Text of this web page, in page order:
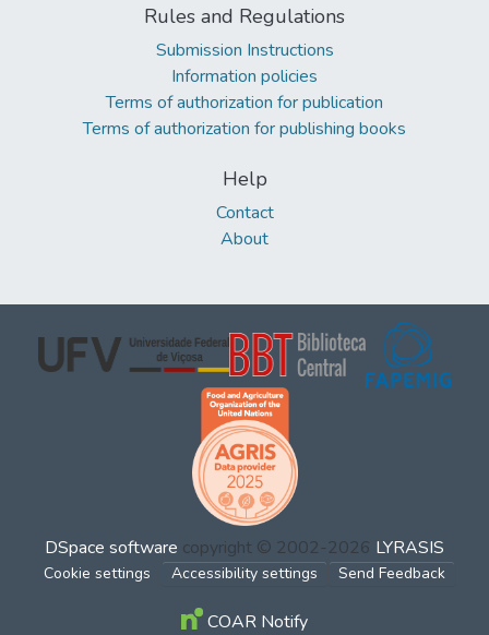
Rules and Regulations
Submission Instructions
Information policies
Terms of authorization for publication
Terms of authorization for publishing books
Help
Contact
About
DSpace software copyright © 2002-2026 LYRASIS
Cookie settings Accessibility settings Send Feedback
COAR Notify